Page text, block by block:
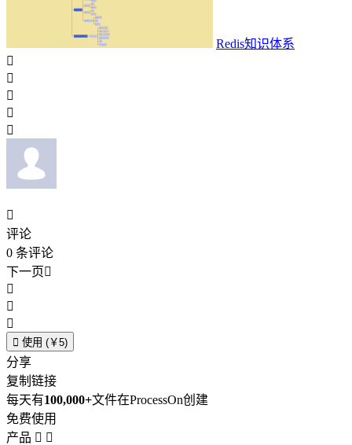
Redis知识体系






评论
0 条评论
下一页



 使用 (￥5)
分享
复制链接
每天有100,000+文件在ProcessOn创建
免费使用
产品  